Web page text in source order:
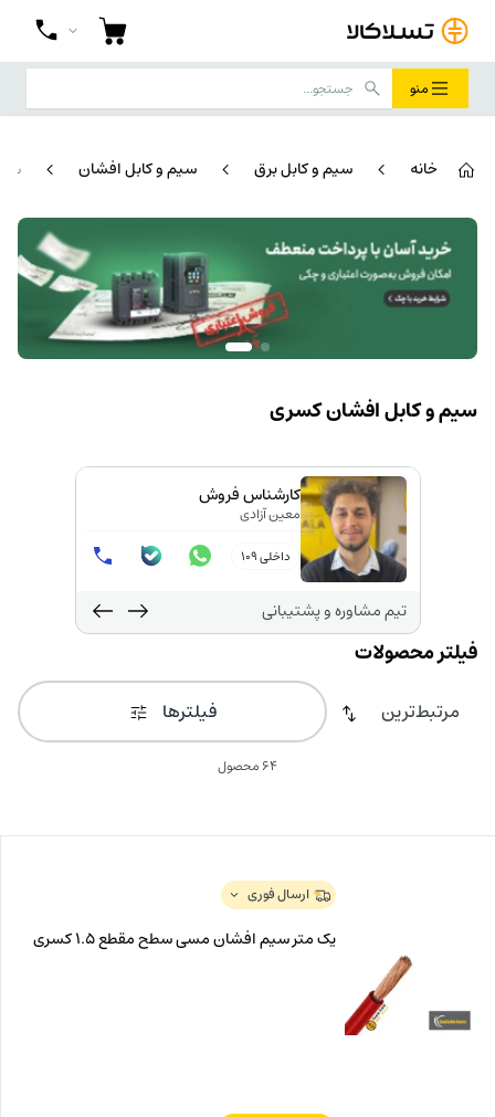
منو
خانه سیم و کابل برق سیم و کابل افشان
سیم و کابل افشان کسری
64 محصول
فیلترها
ارسال فوری
یک متر سیم افشان مسی سطح مقطع 1.5 کسری
کارشناس فروش
معین آزادی
داخلی 109
تیم مشاوره و پشتیبانی